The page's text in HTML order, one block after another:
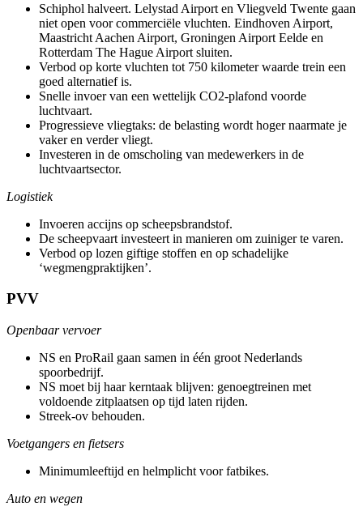
Schiphol halveert. Lelystad Airport en Vliegveld Twente gaan
niet open voor commerciële vluchten. Eindhoven Airport,
Maastricht Aachen Airport, Groningen Airport Eelde en
Rotterdam The Hague Airport sluiten.
Verbod op korte vluchten tot 750 kilometer waarde trein een
goed alternatief is.
Snelle invoer van een wettelijk CO2-plafond voorde
luchtvaart.
Progressieve vliegtaks: de belasting wordt hoger naarmate je
vaker en verder vliegt.
Investeren in de omscholing van medewerkers in de
luchtvaartsector.
Logistiek
Invoeren accijns op scheepsbrandstof.
De scheepvaart investeert in manieren om zuiniger te varen.
Verbod op lozen giftige stoffen en op schadelijke
‘wegmengpraktijken’.
PVV
Openbaar vervoer
NS en ProRail gaan samen in één groot Nederlands
spoorbedrijf.
NS moet bij haar kerntaak blijven: genoegtreinen met
voldoende zitplaatsen op tijd laten rijden.
Streek-ov behouden.
Voetgangers en fietsers
Minimumleeftijd en helmplicht voor fatbikes.
Auto en wegen